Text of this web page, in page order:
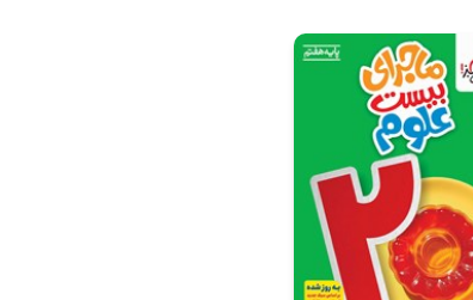
را با کیفیت بهتری طی کنند و والدین و
توصیه می‌کنیم از خرید و دانلود بهترین